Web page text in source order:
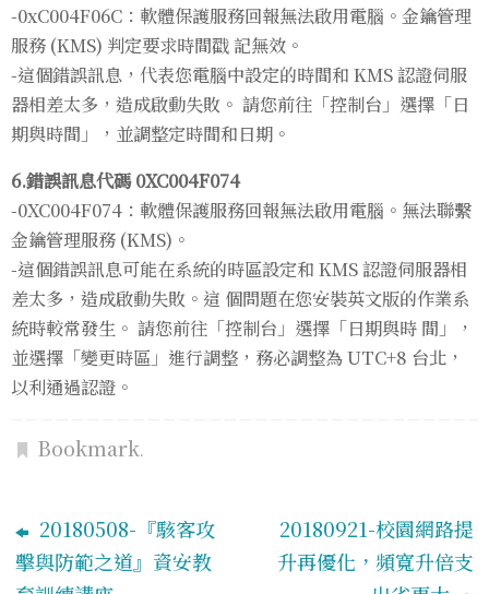
-0xC004F06C：軟體保護服務回報無法啟用電腦。金鑰管理
服務 (KMS) 判定要求時間戳 記無效。
-這個錯誤訊息，代表您電腦中設定的時間和 KMS 認證伺服
器相差太多，造成啟動失敗。 請您前往「控制台」選擇「日
期與時間」，並調整定時間和日期。
6.錯誤訊息代碼 0XC004F074
-0XC004F074：軟體保護服務回報無法啟用電腦。無法聯繫
金鑰管理服務 (KMS)。
-這個錯誤訊息可能在系統的時區設定和 KMS 認證伺服器相
差太多，造成啟動失敗。這 個問題在您安裝英文版的作業系
統時較常發生。 請您前往「控制台」選擇「日期與時 間」，
並選擇「變更時區」進行調整，務必調整為 UTC+8 台北，
以利通過認證。
Bookmark.
20180508-『駭客攻
擊與防範之道』資安教
20180921-校園網路提
升再優化，頻寬升倍支